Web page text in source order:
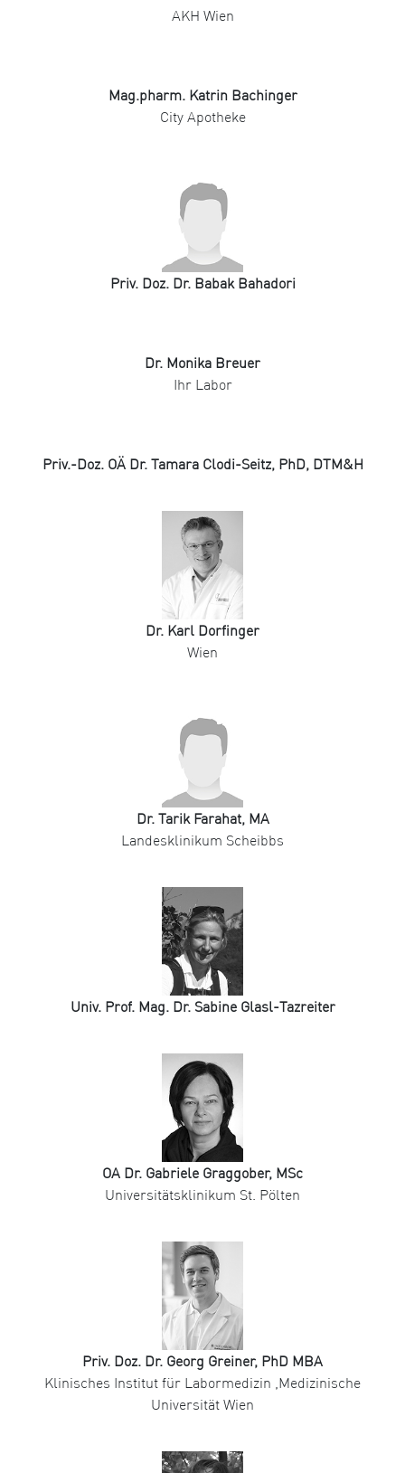
AKH Wien
Mag.pharm. Katrin Bachinger
City Apotheke
Priv. Doz. Dr. Babak Bahadori
Dr. Monika Breuer
Ihr Labor
Priv.-Doz. OÄ Dr. Tamara Clodi-Seitz, PhD, DTM&H
Dr. Karl Dorfinger
Wien
Dr. Tarik Farahat, MA
Landesklinikum Scheibbs
Univ. Prof. Mag. Dr. Sabine Glasl-Tazreiter
OA Dr. Gabriele Graggober, MSc
Universitätsklinikum St. Pölten
Priv. Doz. Dr. Georg Greiner, PhD MBA
Klinisches Institut für Labormedizin ,Medizinische
Universität Wien